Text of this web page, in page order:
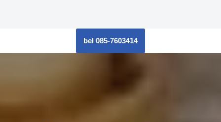
bel 085-7603414